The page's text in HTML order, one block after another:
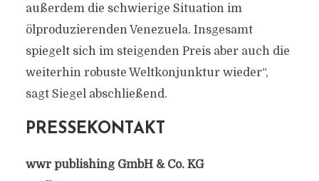
außerdem die schwierige Situation im
ölproduzierenden Venezuela. Insgesamt
spiegelt sich im steigenden Preis aber auch die
weiterhin robuste Weltkonjunktur wieder“,
sagt Siegel abschließend.
PRESSEKONTAKT
wwr publishing GmbH & Co. KG